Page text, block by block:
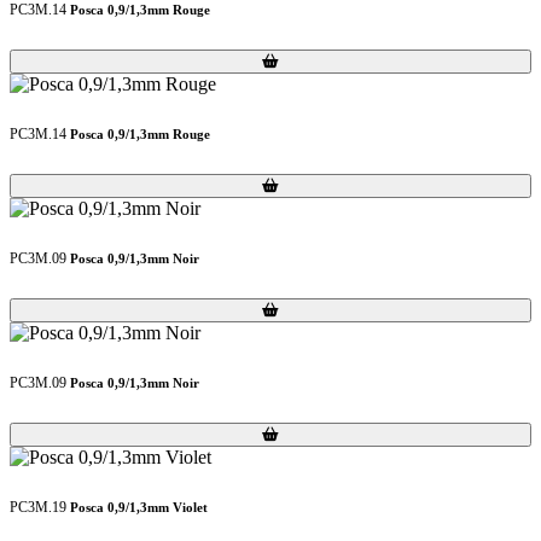
PC3M.14 Posca 0,9/1,3mm Rouge
Loading...
Loading...
PC3M.14 Posca 0,9/1,3mm Rouge
Loading...
Loading...
PC3M.09 Posca 0,9/1,3mm Noir
Loading...
Loading...
PC3M.09 Posca 0,9/1,3mm Noir
Loading...
Loading...
PC3M.19 Posca 0,9/1,3mm Violet